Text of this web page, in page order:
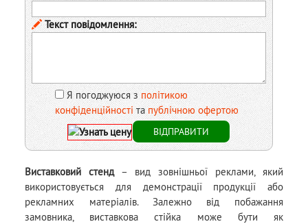
Текст повідомлення:
Я погоджуюся зполітикою
конфіденційності тапублічною офертою
Виставковий стенд– вид зовнішньої реклами, який
використовується для демонстрації продукції або
рекламних матеріалів. Залежно від побажання
замовника, виставкова стійка може бути як